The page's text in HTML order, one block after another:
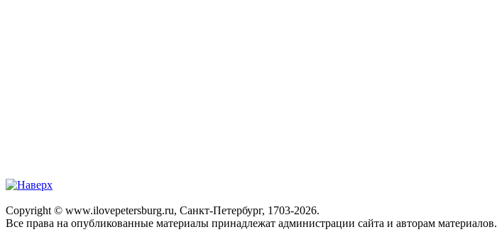
Copyright © www.ilovepetersburg.ru, Санкт-Петербург, 1703-2026.
Все права на опубликованные материалы принадлежат администрации сайта и авторам материалов.